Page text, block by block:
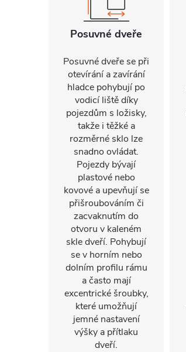
Posuvné dveře
Posuvné dveře se při
otevírání a zavírání
hladce pohybují po
vodicí liště díky
pojezdům s ložisky,
takže i těžké a
rozměrné sklo lze
snadno ovládat.
Pojezdy bývají
plastové nebo
kovové a upevňují se
přišroubováním či
zacvaknutím do
otvoru v kaleném
skle dveří. Pohybují
se v horním nebo
dolním profilu rámu
a často mají
excentrické šroubky,
které umožňují
jemné nastavení
výšky a přítlaku
dveří.